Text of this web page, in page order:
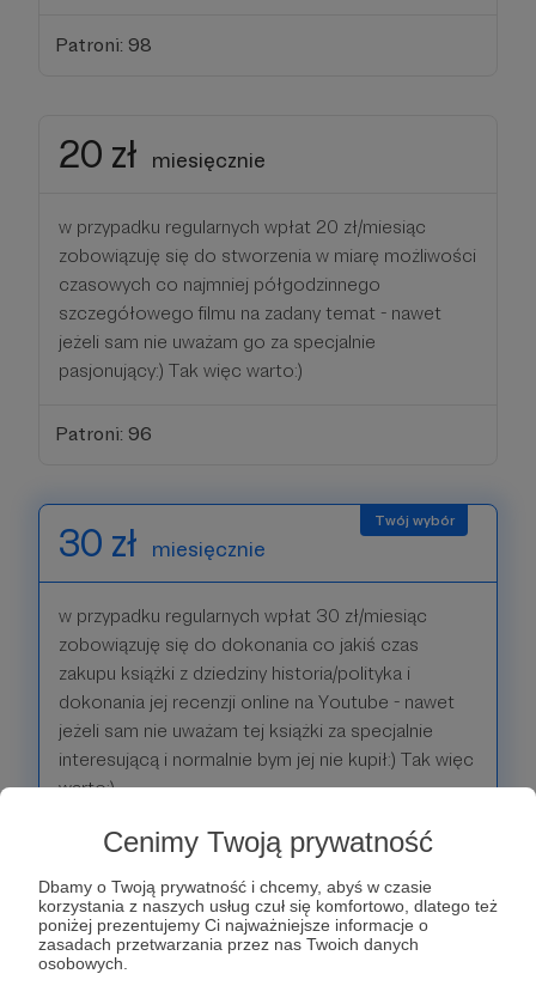
Cenimy Twoją prywatność
Dbamy o Twoją prywatność i chcemy, abyś w czasie
korzystania z naszych usług czuł się komfortowo, dlatego też
poniżej prezentujemy Ci najważniejsze informacje o
zasadach przetwarzania przez nas Twoich danych
osobowych.
Patroni: 98
20 zł miesięcznie
w przypadku regularnych wpłat 20 zł/miesiąc
zobowiązuję się do stworzenia w miarę możliwości
czasowych co najmniej półgodzinnego
szczegółowego filmu na zadany temat - nawet
jeżeli sam nie uważam go za specjalnie
pasjonujący:) Tak więc warto:)
Patroni: 96
30 zł miesięcznie
w przypadku regularnych wpłat 30 zł/miesiąc
zobowiązuję się do dokonania co jakiś czas
zakupu książki z dziedziny historia/polityka i
dokonania jej recenzji online na Youtube - nawet
jeżeli sam nie uważam tej książki za specjalnie
interesującą i normalnie bym jej nie kupił:) Tak więc
warto:)
Patroni: 46
50 zł